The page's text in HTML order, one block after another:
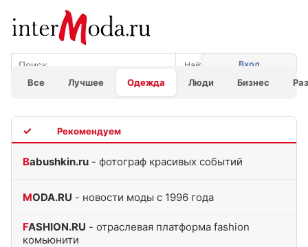
Все Лучшее Одежда Люди Бизнес
Вход
Babushkin.ru - фотограф красивых событий
MODA.RU - новости моды с 1996 года
FASHION.RU - отраслевая платформа fashion
комьюнити